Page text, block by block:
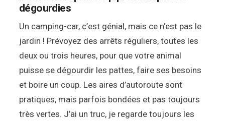
dégourdies
Un camping-car, c’est génial, mais ce n’est pas le
jardin ! Prévoyez des arrêts réguliers, toutes les
deux ou trois heures, pour que votre animal
puisse se dégourdir les pattes, faire ses besoins
et boire un coup. Les aires d’autoroute sont
pratiques, mais parfois bondées et pas toujours
très vertes. J’ai un truc, je regarde toujours les